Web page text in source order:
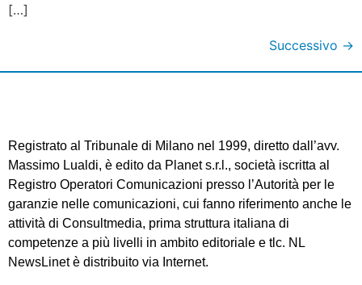
[…]
Successivo →
Registrato al Tribunale di Milano nel 1999, diretto dall’avv.
Massimo Lualdi, è edito da Planet s.r.l., società iscritta al
Registro Operatori Comunicazioni presso l’Autorità per le
garanzie nelle comunicazioni, cui fanno riferimento anche le
attività di Consultmedia, prima struttura italiana di
competenze a più livelli in ambito editoriale e tlc. NL
NewsLinet è distribuito via Internet.